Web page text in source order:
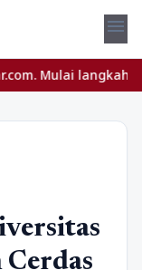
menu
suksesmu
Cerdas